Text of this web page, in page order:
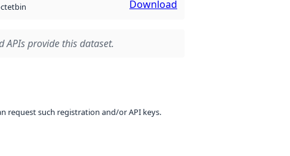
bin Download
APIs provide this dataset.
request such registration and/or API keys.